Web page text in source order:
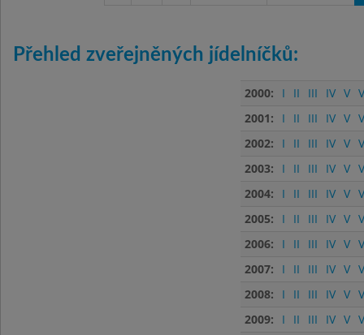
Přehled zveřejněných jídelníčků:
2000: I II III IV V
2001:
I II III IV V
2002:
I II III IV V
2003:
I II III IV V
2004:
I II III IV V
2005:
I II III IV V
2006:
I II III IV V
2007:
I II III IV V
2008:
I II III IV V
2009:
I II III IV V